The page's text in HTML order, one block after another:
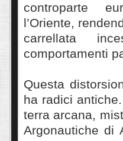
controparte
l’Oriente,
carrellata
comportamenti
Questa
ha radici
terra arcana,
Argonautiche di